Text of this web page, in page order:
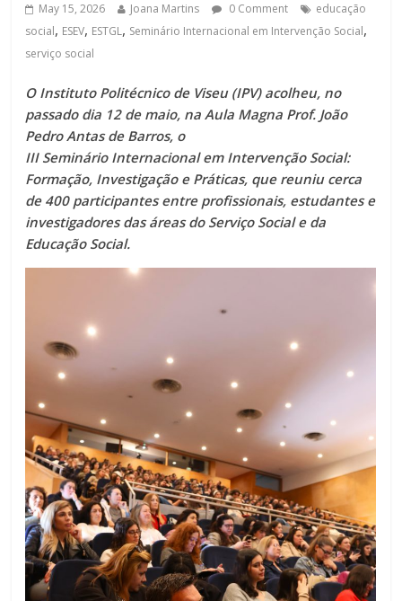
May 15, 2026 Joana Martins 0 Comment
educação
social, ESEV, ESTGL, Seminário Internacional em Intervenção Social,
serviço social
O Instituto Politécnico de Viseu (IPV) acolheu, no
passado dia 12 de maio, na Aula Magna Prof. João
Pedro Antas de Barros, o
III Seminário Internacional em Intervenção Social:
Formação, Investigação e Práticas, que reuniu cerca
de 400 participantes entre profissionais, estudantes e
investigadores das áreas do Serviço Social e da
Educação Social.